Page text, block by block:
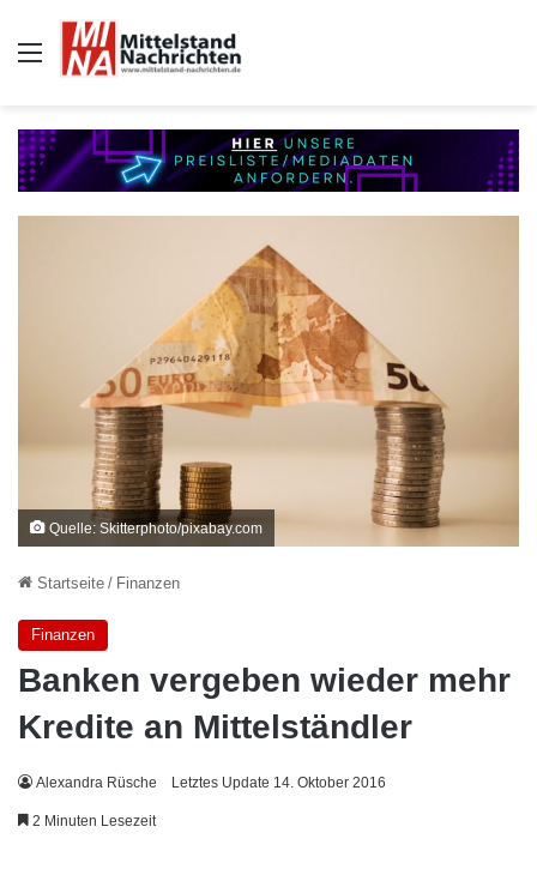
Auswahl
Quelle: Skitterphoto/pixabay.com
Startseite / Finanzen
Finanzen
Banken vergeben wieder mehr
Kredite an Mittelständler
Alexandra Rüsche Letztes Update 14. Oktober 2016
2 Minuten Lesezeit